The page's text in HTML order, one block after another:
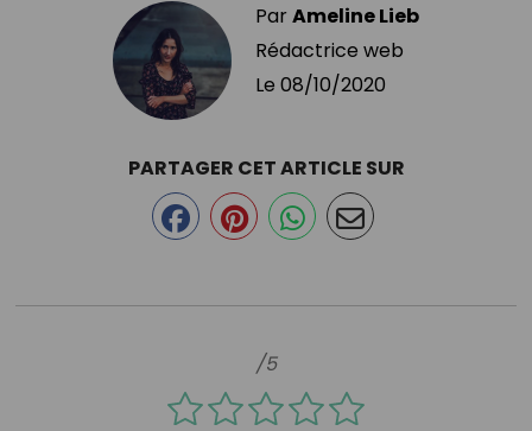
ParAmeline Lieb
Rédactrice web
Le 08/10/2020
/5
PARTAGER CET ARTICLE SUR